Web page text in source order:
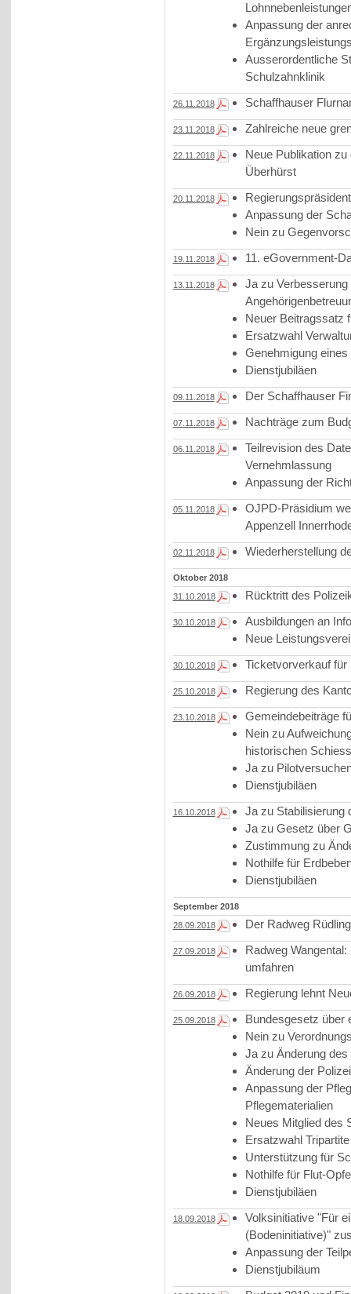
Anpassung der
Ausserordentliche
Schulzahnklinik
26.11.2018 Schaffhauser
23.11.2018 Zahlreiche neue
22.11.2018
Neue Publikation
Überhürst
20.11.2018
Anpassung der
Nein zu
19.11.2018 11. eGovernment-
13.11.2018
Ja zu
Neuer Beitragssatz
Ersatzwahl
Genehmigung
Dienstjubiläen
09.11.2018 Der Schaffhauser
07.11.2018 Nachträge zum
06.11.2018
Teilrevision des
Vernehmlassung
Anpassung der
05.11.2018
OJPD-Präsidium
Appenzell
02.11.2018 Wiederherstellung
Oktober 2018
31.10.2018
Rücktritt des
30.10.2018
Ausbildungen an
Neue
30.10.2018 Ticketvorverkauf für
25.10.2018 Regierung des
23.10.2018
Gemeindebeiträge
Nein zu
historischen
Ja zu
Dienstjubiläen
16.10.2018
Ja zu Stabilisierung
Ja zu Gesetz über
Zustimmung zu
Nothilfe für
Dienstjubiläen
September 2018
28.09.2018
Der Radweg
27.09.2018
Radweg
umfahren
26.09.2018 Regierung lehnt
25.09.2018
Bundesgesetz über
Nein zu
Ja zu Änderung
Änderung der
Anpassung der
Pflegematerialien
Neues Mitglied des
Ersatzwahl
Unterstützung für
Nothilfe für Flut-
Dienstjubiläen
18.09.2018
Volksinitiative "Für
(Bodeninitiative)"
Anpassung der
Dienstjubiläum